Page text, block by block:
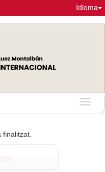
Idioma
Idioma
finalitzat.